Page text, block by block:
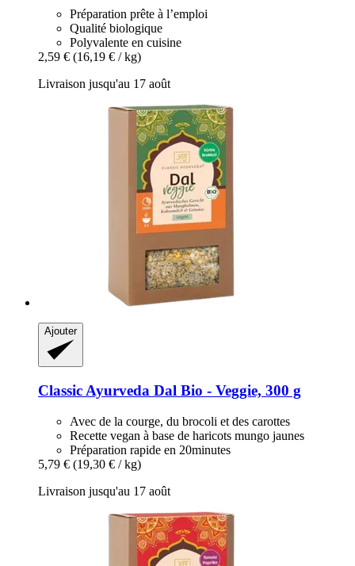
Préparation prête à l’emploi
Qualité biologique
Polyvalente en cuisine
2,59 € (16,19 € / kg)
Livraison jusqu'au 17 août
Ajouter
Classic Ayurveda Dal Bio -​ Veggie, 300 g
Avec de la courge, du brocoli et des carottes
Recette vegan à base de haricots mungo jaunes
Préparation rapide en 20minutes
5,79 € (19,30 € / kg)
Livraison jusqu'au 17 août